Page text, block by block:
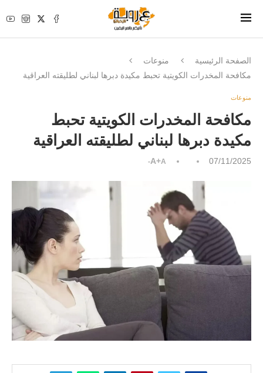
الصفحة الرئيسية
منوعات
مكافحة المخدرات الكويتية تحبط مكيدة دبرها لبناني لطليقته العراقية
منوعات
مكافحة المخدرات الكويتية تحبط
مكيدة دبرها لبناني لطليقته العراقية
07/11/2025
A+A-